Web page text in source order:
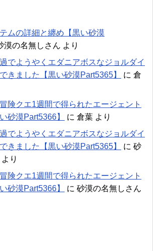
ムの詳細と纏め【黒い砂漠
漠の名無しさん より
でようやくエダニアボスなジョルダイ
きました【黒い砂漠Part5365】
に 倉
険クエ1週間で得られたエージェント
砂漠Part5366】
に 倉葉 より
でようやくエダニアボスなジョルダイ
きました【黒い砂漠Part5365】
に 砂
より
険クエ1週間で得られたエージェント
砂漠Part5366】
に 砂漠の名無しさん